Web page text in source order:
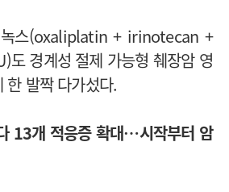
녹스(oxaliplatin + irinotecan +
경계성 절제 가능형 췌장암 영
한 발짝 다가섰다.
13개 적응증 확대…시작부터 암